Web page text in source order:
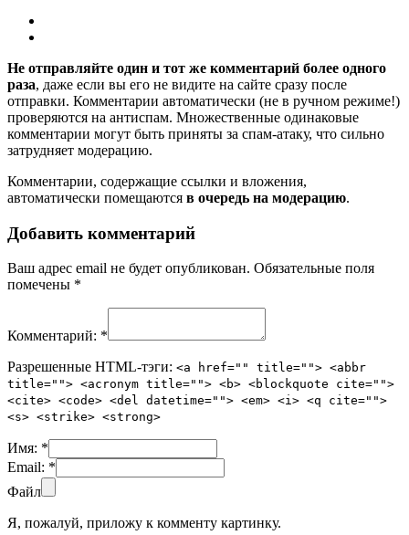
Не отправляйте один и тот же комментарий более одного
раза, даже если вы его не видите на сайте сразу после
отправки. Комментарии автоматически (не в ручном режиме!)
проверяются на антиспам. Множественные одинаковые
комментарии могут быть приняты за спам-атаку, что сильно
затрудняет модерацию.
Комментарии, содержащие ссылки и вложения,
автоматически помещаются в очередь на модерацию.
Добавить комментарий
Ваш адрес email не будет опубликован. Обязательные поля
помечены *
Комментарий: *
Разрешенные HTML-тэги: <a href="" title=""> <abbr
title=""> <acronym title=""> <b> <blockquote cite="">
<cite> <code> <del datetime=""> <em> <i> <q cite="">
<s> <strike> <strong>
Имя: *
Email: *
Файл
Я, пожалуй, приложу к комменту картинку.